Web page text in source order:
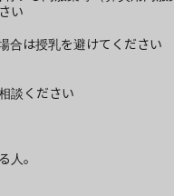
い
合は授乳を避けてください
談ください
人。